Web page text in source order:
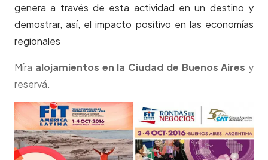
genera a través de esta actividad en un destino y
demostrar, así, el impacto positivo en las economías
regionales
Míra alojamientos en la Ciudad de Buenos Aires y
reservá.